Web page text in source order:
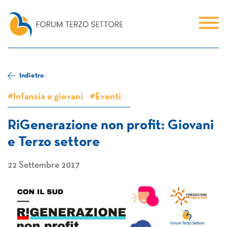
Indietro
#Infanzia e giovani #Eventi
RiGenerazione non profit: Giovani
e Terzo settore
22 Settembre 2017